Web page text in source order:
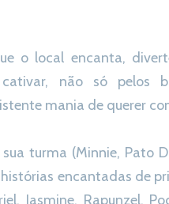
o local encanta,
não só pelos
mania de querer
turma (Minnie, Pato
encantadas de
Jasmine, Rapunzel,